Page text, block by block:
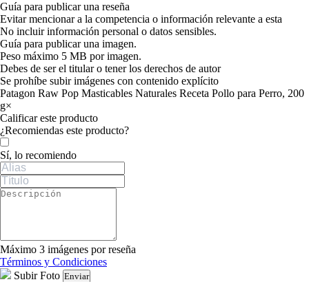
Guía para publicar una reseña
Evitar mencionar a la competencia o información relevante a esta
No incluir información personal o datos sensibles.
Guía para publicar una imagen.
Peso máximo 5 MB por imagen.
Debes de ser el titular o tener los derechos de autor
Se prohíbe subir imágenes con contenido explícito
Patagon Raw Pop Masticables Naturales Receta Pollo para Perro, 200
g×
Calificar este producto
Tu valoración
¿Recomiendas este producto?
Sí, lo recomiendo
Máximo 3 imágenes por reseña
Términos y Condiciones
Subir Foto Enviar